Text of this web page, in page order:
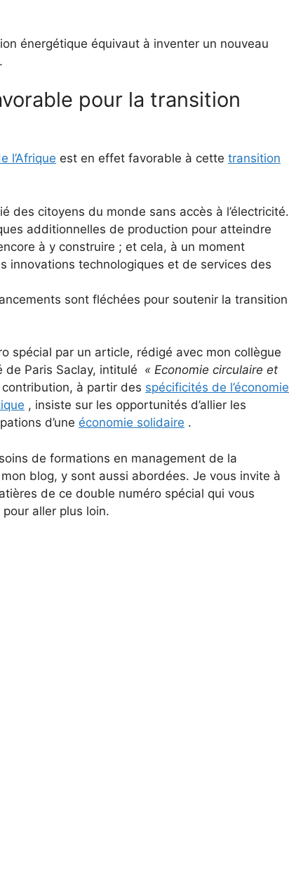
énergétique équivaut à inventer un nouveau
pour la transition
l’Afrique est en effet favorable à cette transition
des citoyens du monde sans accès à l’électricité.
additionnelles de production pour atteindre
à y construire ; et cela, à un moment
innovations technologiques et de services des
sont fléchées pour soutenir la transition
spécial par un article, rédigé avec mon collègue
de Paris Saclay, intitulé « Economie circulaire et
contribution, à partir des spécificités de l’économie
, insiste sur les opportunités d’allier les
d’une économie solidaire .
de formations en management de la
blog, y sont aussi abordées. Je vous invite à
de ce double numéro spécial qui vous
pour aller plus loin.